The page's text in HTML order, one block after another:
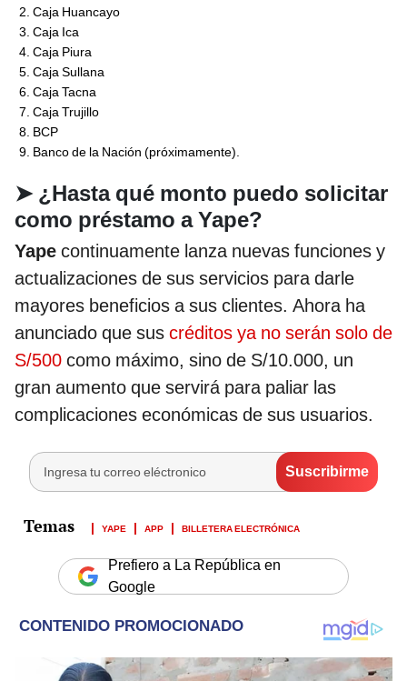
Caja Huancayo
Caja Ica
Caja Piura
Caja Sullana
Caja Tacna
Caja Trujillo
BCP
Banco de la Nación (próximamente).
➤ ¿Hasta qué monto puedo solicitar
como préstamo a Yape?
Yape continuamente lanza nuevas funciones y
actualizaciones de sus servicios para darle
mayores beneficios a sus clientes. Ahora ha
anunciado que sus créditos ya no serán solo de
S/500 como máximo, sino de S/10.000, un
gran aumento que servirá para paliar las
complicaciones económicas de sus usuarios.
YAPE APP BILLETERA ELECTRÓNICA
Prefiero a La República en
Google